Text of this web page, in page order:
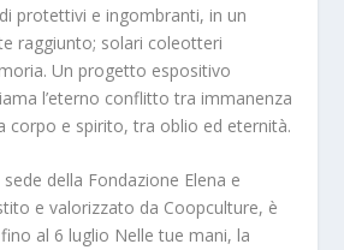
protettivi e ingombranti, in un
raggiunto; solari coleotteri
Un progetto espositivo
l’eterno conflitto tra immanenza
corpo e spirito, tra oblio ed eternità.
della Fondazione Elena e
e valorizzato da Coopculture, è
al 6 luglio Nelle tue mani, la